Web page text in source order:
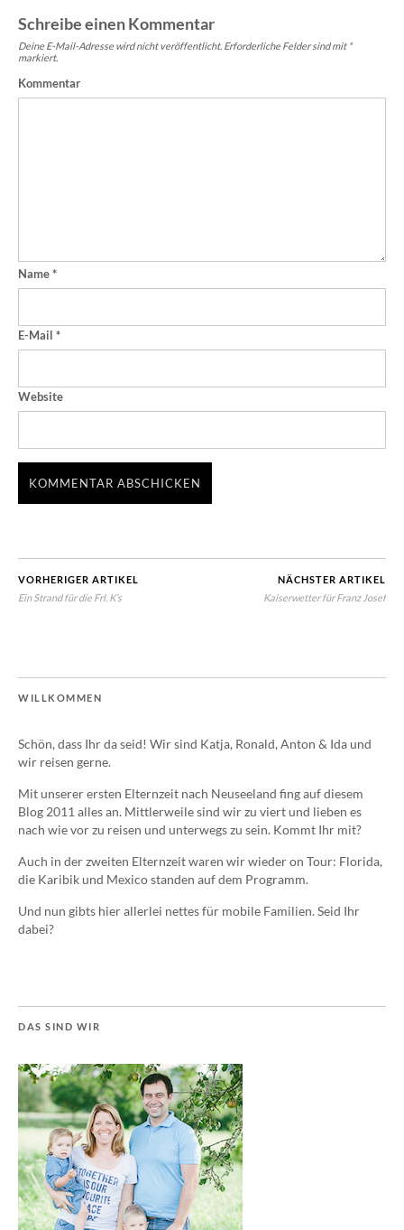
Schreibe einen Kommentar
Deine E-Mail-Adresse wird nicht veröffentlicht. Erforderliche Felder sind mit *
markiert.
Kommentar
Name*
E-Mail *
Website
VORHERIGER ARTIKEL
Ein Strand für die Frl. K’s
NÄCHSTER ARTIKEL
Kaiserwetter für Franz Josef
WILLKOMMEN
Schön, dass Ihr da seid! Wir sind Katja, Ronald, Anton & Ida und
wir reisen gerne.
Mit unserer ersten Elternzeit nach Neuseeland fing auf diesem
Blog 2011 alles an. Mittlerweile sind wir zu viert und lieben es
nach wie vor zu reisen und unterwegs zu sein. Kommt Ihr mit?
Auch in der zweiten Elternzeit waren wir wieder on Tour: Florida,
die Karibik und Mexico standen auf dem Programm.
Und nun gibts hier allerlei nettes für mobile Familien. Seid Ihr
dabei?
DAS SIND WIR